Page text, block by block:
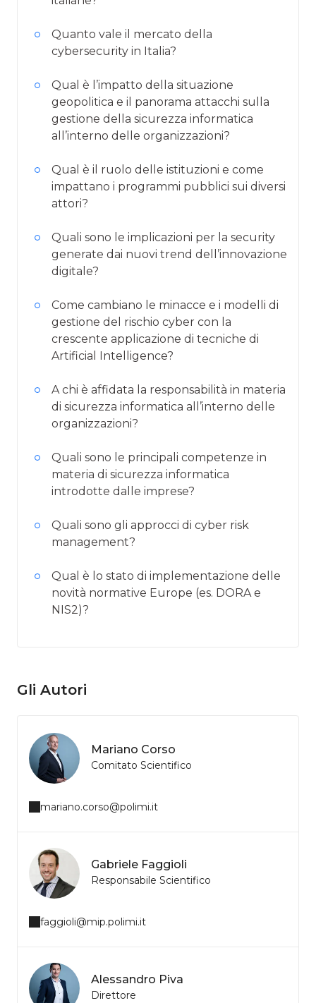
Quanto vale il mercato della
cybersecurity in Italia?
Qual è l’impatto della situazione
geopolitica e il panorama attacchi sulla
gestione della sicurezza informatica
all’interno delle organizzazioni?
Qual è il ruolo delle istituzioni e come
impattano i programmi pubblici sui diversi
attori?
Quali sono le implicazioni per la security
generate dai nuovi trend dell’innovazione
digitale?
Come cambiano le minacce e i modelli di
gestione del rischio cyber con la
crescente applicazione di tecniche di
Artificial Intelligence?
A chi è affidata la responsabilità in materia
di sicurezza informatica all’interno delle
organizzazioni?
Quali sono le principali competenze in
materia di sicurezza informatica
introdotte dalle imprese?
Quali sono gli approcci di cyber risk
management?
Qual è lo stato di implementazione delle
novità normative Europe (es. DORA e
NIS2)?
Gli Autori
Mariano Corso
Comitato Scientifico
mariano.corso@polimi.it
Gabriele Faggioli
Responsabile Scientifico
faggioli@mip.polimi.it
Alessandro Piva
Direttore